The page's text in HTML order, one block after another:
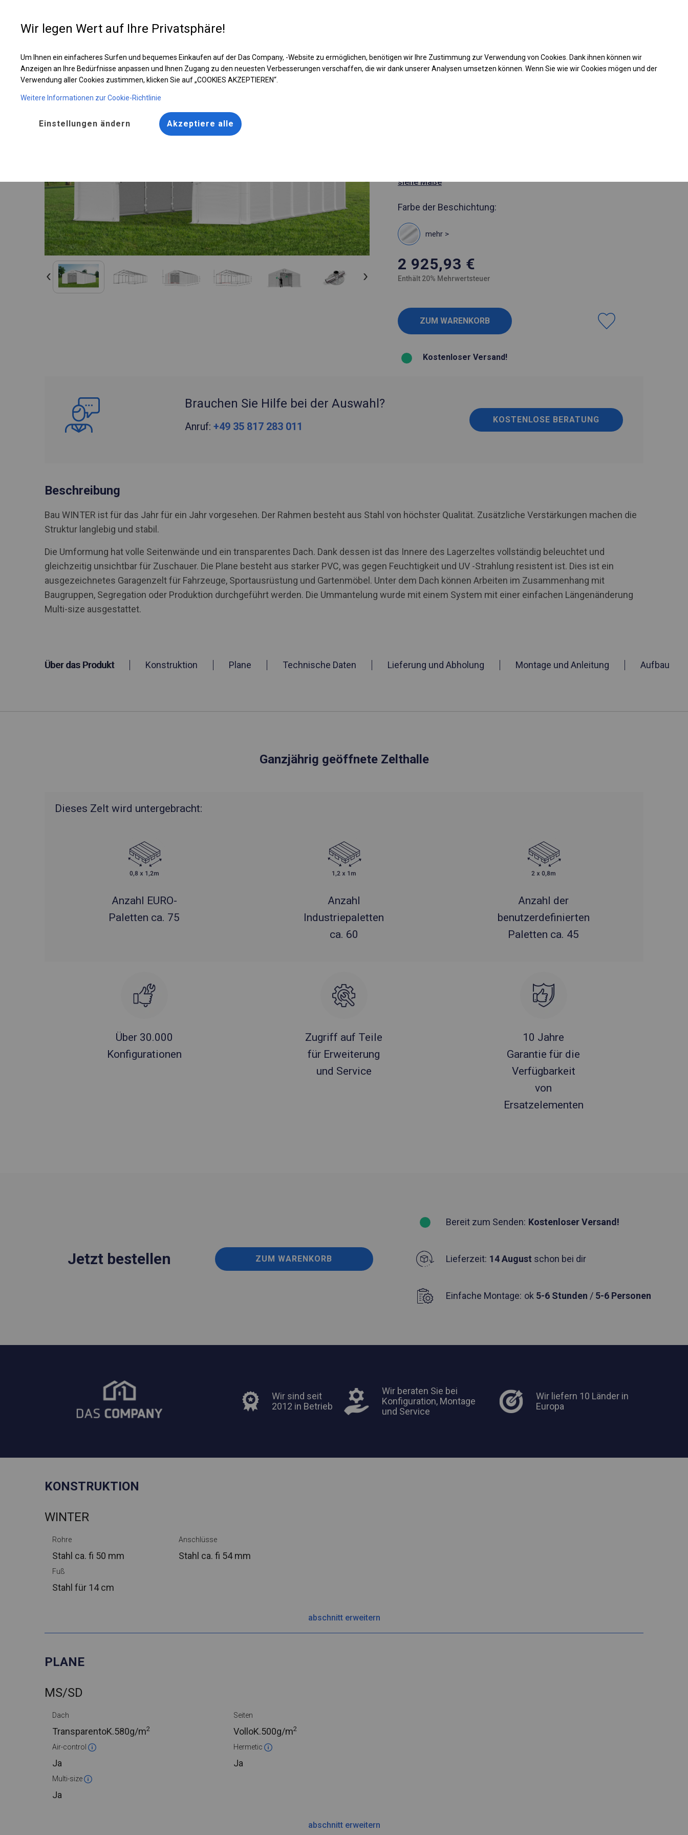
Entwerfen Sie Ihr Zelt
Ganzjährig geöffnete Zelthalle | 6x12 m Laden Sie das PDF -Angebot herunter
siehe Maße
Farbe der Beschichtung:
mehr >
2 925,93 €
Enthält 20% Mehrwertsteuer
Kostenloser Versand!
Brauchen Sie Hilfe bei der Auswahl?
Anruf: +49 35 817 283 011
KOSTENLOSE BERATUNG
Beschreibung
Bau WINTER ist für das Jahr für ein Jahr vorgesehen. Der Rahmen besteht aus Stahl von höchster Qualität. Zusätzliche Verstärkungen machen die
Struktur langlebig und stabil.
Die Umformung hat volle Seitenwände und ein transparentes Dach. Dank dessen ist das Innere des Lagerzeltes vollständig beleuchtet und
gleichzeitig unsichtbar für Zuschauer. Die Plane besteht aus starker PVC, was gegen Feuchtigkeit und UV -Strahlung resistent ist. Dies ist ein
ausgezeichnetes Garagenzelt für Fahrzeuge, Sportausrüstung und Gartenmöbel. Unter dem Dach können Arbeiten im Zusammenhang mit
Baugruppen, Segregation oder Produktion durchgeführt werden. Die Ummantelung wurde mit einem System mit einer einfachen Längenänderung
Multi-size ausgestattet.
Über das Produkt Konstruktion Plane Technische Daten Lieferung und Abholung Montage und Anleitung Aufbau
Ganzjährig geöffnete Zelthalle
Dieses Zelt wird untergebracht:
Anzahl EURO-
Paletten ca. 75
Anzahl
Industriepaletten
ca. 60
Anzahl der
benutzerdefinierten
Paletten ca. 45
Über 30.000
Konfigurationen
Zugriff auf Teile
für Erweiterung
und Service
10 Jahre
Garantie für die
Verfügbarkeit
von
Ersatzelementen
Jetzt bestellen ZUM WARENKORB
Bereit zum Senden: Kostenloser Versand!
Lieferzeit: 14 August schon bei dir
Einfache Montage: ok 5-6 Stunden / 5-6 Personen
Wir sind seit
2012 in Betrieb
Wir beraten Sie bei
Konfiguration, Montage
und Service
Wir liefern 10 Länder in
Europa
KONSTRUKTION
WINTER
Rohre
Stahl ca. fi 50 mm
Anschlüsse
Stahl ca. fi 54 mm
Fuß
Stahl für 14 cm
abschnitt erweitern
PLANE
MS/SD
Dach
TransparentoK.580g/m2
Seiten
VolloK.500g/m2
Air-control
Ja
Hermetic
Ja
Multi-size
Ja
abschnitt erweitern
Wir legen Wert auf Ihre Privatsphäre!
Um Ihnen ein einfacheres Surfen und bequemes Einkaufen auf der Das Company, -Website zu ermöglichen, benötigen wir Ihre Zustimmung zur Verwendung von Cookies. Dank ihnen können wir
Anzeigen an Ihre Bedürfnisse anpassen und Ihnen Zugang zu den neuesten Verbesserungen verschaffen, die wir dank unserer Analysen umsetzen können. Wenn Sie wie wir Cookies mögen und der
Verwendung aller Cookies zustimmen, klicken Sie auf „COOKIES AKZEPTIEREN“.
Weitere Informationen zur Cookie-Richtlinie
Einstellungen ändern Akzeptiere alle